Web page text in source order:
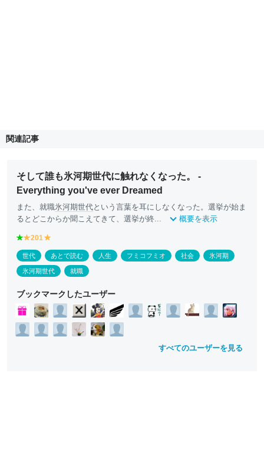
関連記事
そして誰も氷河期世代に触れなくなった。 -
Everything you've ever Dreamed
また、就職氷河期世代という言葉を耳にしなくなった。選挙が始ま
るとどこからか聞こえてきて、選挙が終...
概要を表示
g
r
e
e
y
e
ll
o
201
e
ll
o
世代 あとで読む 人生 フミコフミオ 社会 氷河期
氷河期世代 就職
ブックマークしたユーザー
すべてのユーザーを見る